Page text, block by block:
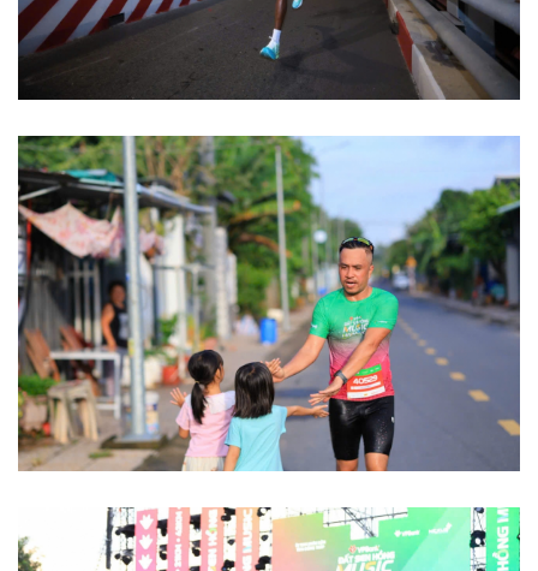
Tin nóng
Tư vấn luật
Việt Nam
Phân tích